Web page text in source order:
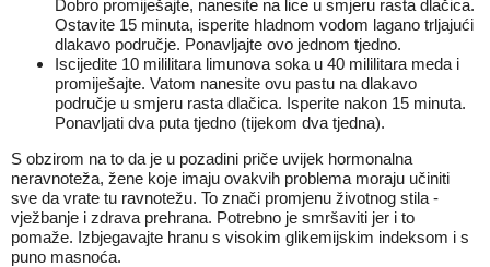
Dobro promiješajte, nanesite na lice u smjeru rasta dlačica.
Ostavite 15 minuta, isperite hladnom vodom lagano trljajući
dlakavo područje. Ponavljajte ovo jednom tjedno.
Iscijedite 10 mililitara limunova soka u 40 mililitara meda i
promiješajte. Vatom nanesite ovu pastu na dlakavo
područje u smjeru rasta dlačica. Isperite nakon 15 minuta.
Ponavljati dva puta tjedno (tijekom dva tjedna).
S obzirom na to da je u pozadini priče uvijek hormonalna
neravnoteža, žene koje imaju ovakvih problema moraju učiniti
sve da vrate tu ravnotežu. To znači promjenu životnog stila -
vježbanje i zdrava prehrana. Potrebno je smršaviti jer i to
pomaže. Izbjegavajte hranu s visokim glikemijskim indeksom i s
puno masnoća.